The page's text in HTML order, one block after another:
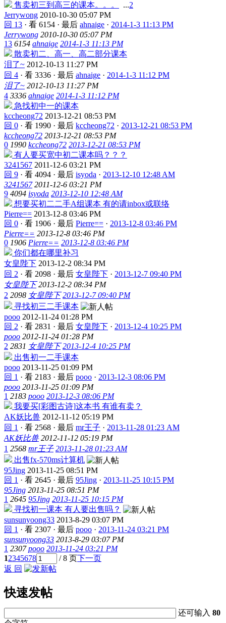
售卖初三到高三的课本。。。
...2
Jerrywong 2010-10-30 05:07 PM
回 13 · 看 6154 · 最后 ahnaige · 2014-1-3 11:13 PM
Jerrywong 2010-10-30 05:07 PM
13 6154 ahnaige 2014-1-3 11:13 PM
散卖初二、高一、高二部分课本
泪了~ 2012-10-13 11:27 PM
回 4 · 看 3336 · 最后 ahnaige · 2014-1-3 11:12 PM
泪了~ 2012-10-13 11:27 PM
4 3336 ahnaige 2014-1-3 11:12 PM
急找初中一的课本
kccheong72 2013-12-21 08:53 PM
回 0 · 看 1990 · 最后 kccheong72 · 2013-12-21 08:53 PM
kccheong72 2013-12-21 08:53 PM
0 1990 kccheong72 2013-12-21 08:53 PM
有人要买宽中初二课本吗？？？
3241567 2011-12-6 03:21 PM
回 9 · 看 4094 · 最后 isyoda · 2013-12-10 12:48 AM
3241567 2011-12-6 03:21 PM
9 4094 isyoda 2013-12-10 12:48 AM
想要买初二二手A组课本 有的请inbox或联络
Pierre== 2013-12-8 03:46 PM
回 0 · 看 1906 · 最后 Pierre== · 2013-12-8 03:46 PM
Pierre== 2013-12-8 03:46 PM
0 1906 Pierre== 2013-12-8 03:46 PM
你们都在哪里补习
女皇陛下 2013-12-2 08:34 PM
回 2 · 看 2098 · 最后 女皇陛下 · 2013-12-7 09:40 PM
女皇陛下 2013-12-2 08:34 PM
2 2098 女皇陛下 2013-12-7 09:40 PM
寻找初三二手课本
pooo 2012-11-24 01:28 PM
回 2 · 看 2831 · 最后 女皇陛下 · 2013-12-4 10:25 PM
pooo 2012-11-24 01:28 PM
2 2831 女皇陛下 2013-12-4 10:25 PM
出售初一二手课本
pooo 2013-11-25 01:09 PM
回 1 · 看 2183 · 最后 pooo · 2013-12-3 08:06 PM
pooo 2013-11-25 01:09 PM
1 2183 pooo 2013-12-3 08:06 PM
我要买[彩图古诗]这本书 有谁有卖？
AK妖比兽 2012-11-12 05:19 PM
回 1 · 看 2568 · 最后 mr王子 · 2013-11-28 01:23 AM
AK妖比兽 2012-11-12 05:19 PM
1 2568 mr王子 2013-11-28 01:23 AM
出售fx-570ms计算机
95Jing 2013-11-25 08:51 PM
回 1 · 看 2645 · 最后 95Jing · 2013-11-25 10:15 PM
95Jing 2013-11-25 08:51 PM
1 2645 95Jing 2013-11-25 10:15 PM
寻找初一课本 有人要出售吗？
sunsunyoong33 2013-8-29 03:07 PM
回 1 · 看 2307 · 最后 pooo · 2013-11-24 03:21 PM
sunsunyoong33 2013-8-29 03:07 PM
1 2307 pooo 2013-11-24 03:21 PM
12345678 / 8 页下一页
返 回
快速发帖
还可输入80